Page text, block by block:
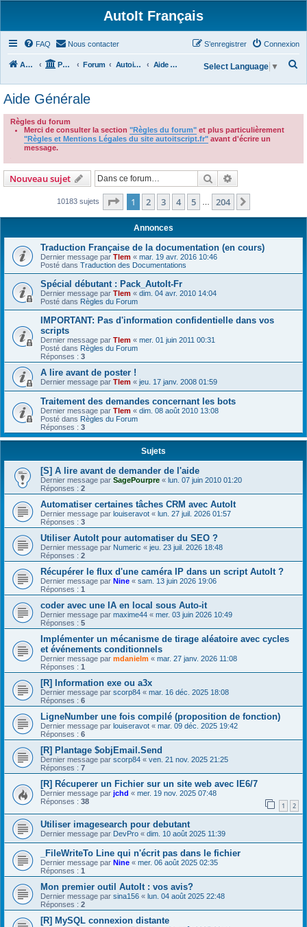
AutoIt Français
FAQ Nous contacter Connexion
S’enregistrer
Accueil Portail Forum Autoit v3 Aide Générale
h
c
Select Language ▼
Aide Générale
Règles du forum
Merci de consulter la section "Règles du forum" et plus particulièrement
"Règles et Mentions Légales du site autoitscript.fr" avant d'écrire un
message.
Nouveau sujet Rechercher
10183 sujets Page 1sur204
1 2 3 4 5 204
Annonces
Traduction Française de la documentation (en cours)
Dernier message par Tlem « mar. 19 avr. 2016 10:46
Posté dans Traduction des Documentations
Spécial débutant : Pack_AutoIt-Fr
Dernier message par Tlem « dim. 04 avr. 2010 14:04
Posté dans Règles du Forum
IMPORTANT: Pas d'information confidentielle dans vos
scripts
Dernier message par Tlem « mer. 01 juin 2011 00:31
Posté dans Règles du Forum
Réponses : 3
A lire avant de poster !
Dernier message par Tlem « jeu. 17 janv. 2008 01:59
Traitement des demandes concernant les bots
Dernier message par Tlem « dim. 08 août 2010 13:08
Posté dans Règles du Forum
Réponses : 3
Sujets
[S] A lire avant de demander de l'aide
Dernier message par SagePourpre « lun. 07 juin 2010 01:20
Réponses : 2
Automatiser certaines tâches CRM avec AutoIt
Dernier message par louiseravot « lun. 27 juil. 2026 01:57
Réponses : 3
Utiliser AutoIt pour automatiser du SEO ?
Dernier message par Numeric « jeu. 23 juil. 2026 18:48
Réponses : 2
Récupérer le flux d'une caméra IP dans un script AutoIt ?
Dernier message par Nine « sam. 13 juin 2026 19:06
Réponses : 1
coder avec une IA en local sous Auto-it
Dernier message par maxime44 « mer. 03 juin 2026 10:49
Réponses : 5
Implémenter un mécanisme de tirage aléatoire avec cycles
et événements conditionnels
Dernier message par mdanielm « mar. 27 janv. 2026 11:08
Réponses : 1
[R] Information exe ou a3x
Dernier message par scorp84 « mar. 16 déc. 2025 18:08
Réponses : 6
LigneNumber une fois compilé (proposition de fonction)
Dernier message par louiseravot « mar. 09 déc. 2025 19:42
Réponses : 6
[R] Plantage $objEmail.Send
Dernier message par scorp84 « ven. 21 nov. 2025 21:25
Réponses : 7
[R] Récuperer un Fichier sur un site web avec IE6/7
Dernier message par jchd « mer. 19 nov. 2025 07:48
Réponses : 38 1 2
Utiliser imagesearch pour debutant
Dernier message par DevPro « dim. 10 août 2025 11:39
_FileWriteTo Line qui n'écrit pas dans le fichier
Dernier message par Nine « mer. 06 août 2025 02:35
Réponses : 1
Mon premier outil AutoIt : vos avis?
Dernier message par sina156 « lun. 04 août 2025 22:48
Réponses : 2
[R] MySQL connexion distante